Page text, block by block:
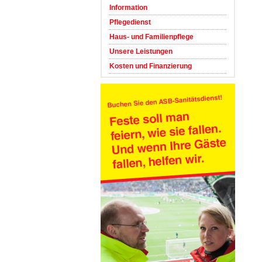
Information
Pflegedienst
Haus- und Familienpflege
Unsere Leistungen
Kosten und Finanzierung